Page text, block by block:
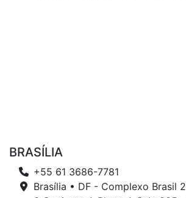
BRASÍLIA
+55 61 3686-7781
Brasília • DF - Complexo Brasil